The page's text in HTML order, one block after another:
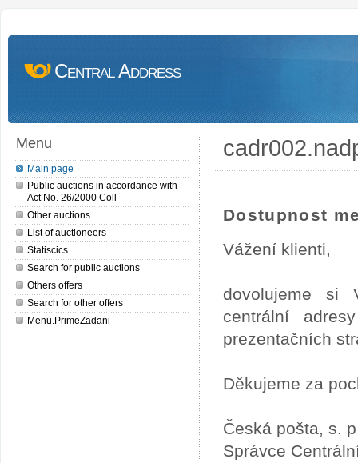
Central Address
Menu
Main page
Public auctions in accordance with
Act No. 26/2000 Coll
Other auctions
List of auctioneers
Statiscics
Search for public auctions
Others offers
Search for other offers
Menu.PrimeZadani
Dostupnost
Vážení klienti,
dovolujeme si
centrální
prezentačních
Děkujeme za
Česká pošta, s.
Správce